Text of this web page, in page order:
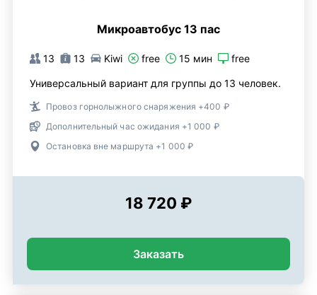
Микроавтобус 13 пас
13 13 Kiwi free 15 мин free
Универсальный вариант для группы до 13 человек.
Провоз горнолыжного снаряжения +400 ₽
Дополнительный час ожидания +1 000 ₽
Остановка вне маршрута +1 000 ₽
18 720 ₽
Заказать